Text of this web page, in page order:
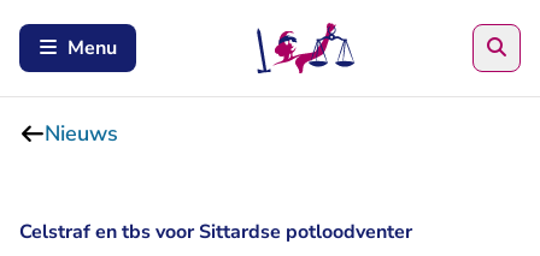
Menu
Nieuws
Celstraf en tbs voor Sittardse potloodventer